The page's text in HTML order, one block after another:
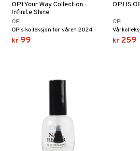
OPI Your Way Collection -
Infinite Shine
OPI
OPIs kolleksjon for våren 2024
kr 99
OPI IS
OPI
kr 259